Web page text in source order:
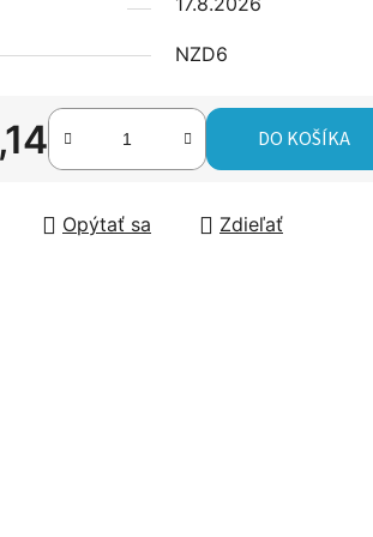
NZD6
cena:
DO KOŠÍKA
Opýtať sa Zdieľať